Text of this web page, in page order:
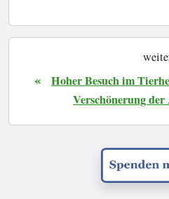
«
Hoher Besuch im
Verschönerung